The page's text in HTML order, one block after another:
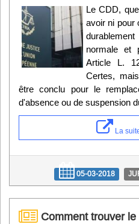
Le CDD,
avoir ni pour
normale et
Article L.
Certes,
être conclu pour le
d'absence ou de suspension
La
05-03-2018
Comment trouver